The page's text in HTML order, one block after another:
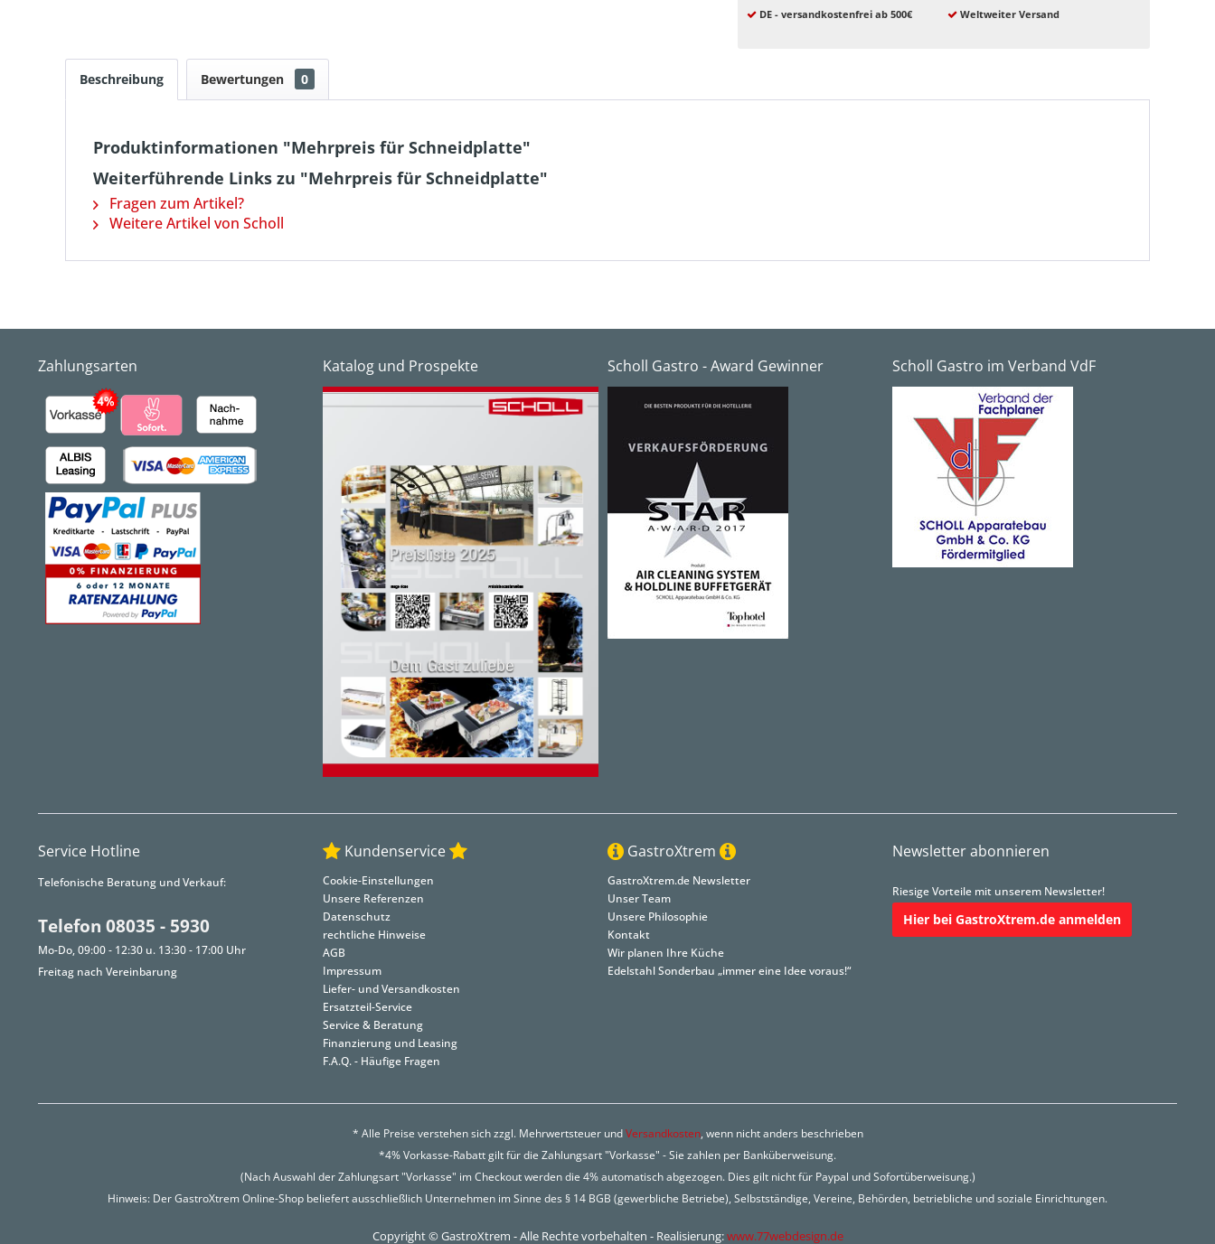
DE - versandkostenfrei ab 500€
Weltweiter Versand
Beschreibung Bewertungen 0
Produktinformationen "Mehrpreis für Schneidplatte"
Weiterführende Links zu "Mehrpreis für Schneidplatte"
Fragen zum Artikel?
Weitere Artikel von Scholl
Zahlungsarten Katalog und Prospekte Scholl Gastro - Award Gewinner Scholl Gastro im Verband VdF
Service Hotline
Telefonische Beratung und Verkauf:
Telefon 08035 - 5930
Mo-Do, 09:00 - 12:30 u. 13:30 - 17:00 Uhr
Freitag nach Vereinbarung
Kundenservice
Cookie-Einstellungen
Unsere Referenzen
Datenschutz
rechtliche Hinweise
AGB
Impressum
Liefer- und Versandkosten
Ersatzteil-Service
Service & Beratung
Finanzierung und Leasing
F.A.Q. - Häufige Fragen
GastroXtrem
GastroXtrem.de Newsletter
Unser Team
Unsere Philosophie
Kontakt
Wir planen Ihre Küche
Edelstahl Sonderbau „immer eine Idee voraus!“
Newsletter abonnieren
Riesige Vorteile mit unserem Newsletter!
Hier bei GastroXtrem.de anmelden
* Alle Preise verstehen sich zzgl. Mehrwertsteuer undVersandkosten, wenn nicht anders beschrieben
*4% Vorkasse-Rabatt gilt für die Zahlungsart "Vorkasse" - Sie zahlen per Banküberweisung.
(Nach Auswahl der Zahlungsart "Vorkasse" im Checkout werden die 4% automatisch abgezogen. Dies gilt nicht für Paypal und Sofortüberweisung.)
Hinweis: Der GastroXtrem Online-Shop beliefert ausschließlich Unternehmen im Sinne des § 14 BGB (gewerbliche Betriebe), Selbstständige, Vereine, Behörden, betriebliche und soziale Einrichtungen.
Copyright © GastroXtrem - Alle Rechte vorbehalten - Realisierung:www.77webdesign.de